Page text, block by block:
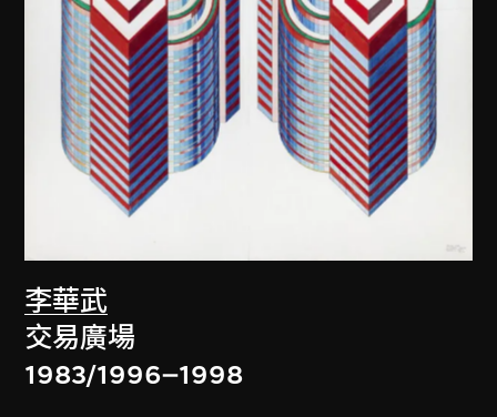
李華武
交易廣場
1983/1996–1998